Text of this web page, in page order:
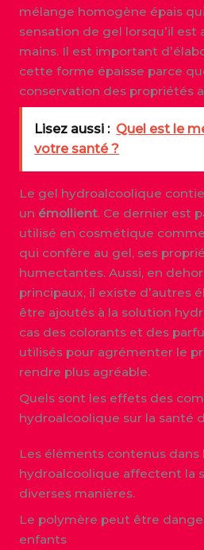
mélange homogène épais
sensation de gel lorsqu’il est
mains. Il est important
cette forme épaisse parce
conservation des propriétés
Lisez aussi : Quel est le
votre santé ?
Le gel hydroalcoolique
un émollient. Ce dernier est
utilisé en cosmétique
qui confère au gel, ses
humectantes. Aussi, en
principaux, il existe d’autres
être ajoutés à la solution
cas des colorants et des
utilisés pour agrémenter le
rendre plus agréable.
Quels sont les effets des
hydroalcoolique sur la santé
Les éléments contenus dans
hydroalcoolique affectent la
diverses manières.
Le polymère peut être
enfants